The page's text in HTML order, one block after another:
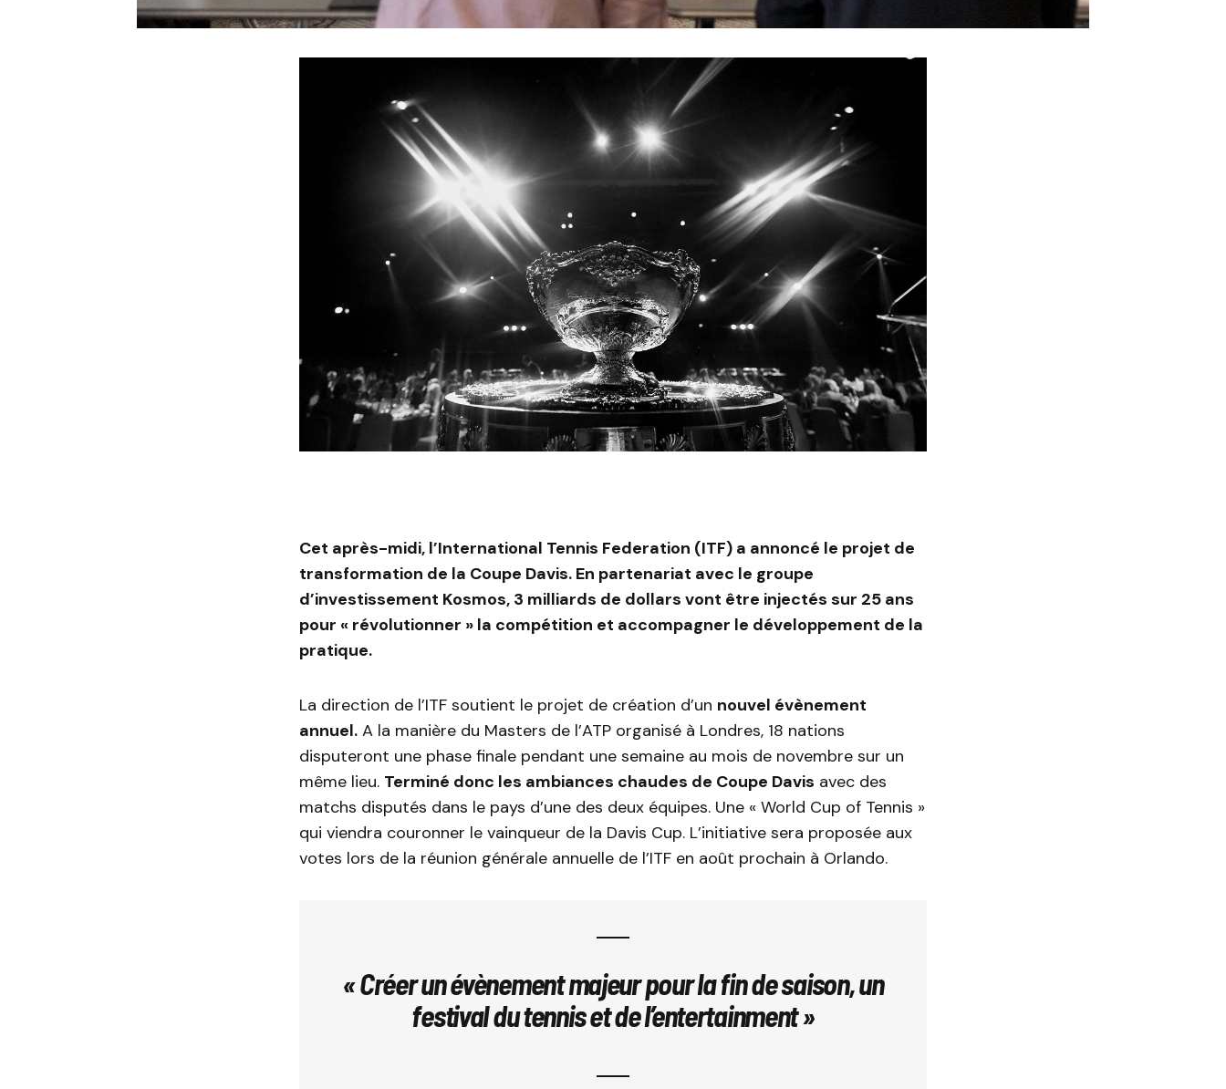
Cet après-midi, l’International Tennis Federation (ITF) a annoncé le projet de
transformation de la Coupe Davis. En partenariat avec le groupe
d’investissement Kosmos, 3 milliards de dollars vont être injectés sur 25 ans
pour « révolutionner » la compétition et accompagner le développement de la
pratique.
La direction de l’ITF soutient le projet de création d’un nouvel évènement
annuel. A la manière du Masters de l’ATP organisé à Londres, 18 nations
disputeront une phase finale pendant une semaine au mois de novembre sur un
même lieu. Terminé donc les ambiances chaudes de Coupe Davis avec des
matchs disputés dans le pays d’une des deux équipes. Une « World Cup of Tennis »
qui viendra couronner le vainqueur de la Davis Cup. L’initiative sera proposée aux
votes lors de la réunion générale annuelle de l’ITF en août prochain à Orlando.
« Créer un évènement majeur pour la fin de saison, un
festival du tennis et de l’entertainment »